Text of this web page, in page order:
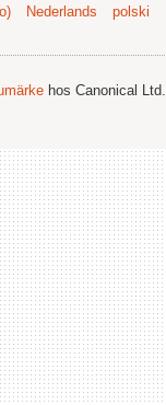
Nederlands polski
hos Canonical Ltd.